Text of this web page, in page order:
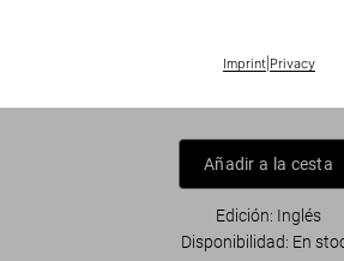
Imprint| Privacy
Añadir a la cesta
Edición: Inglés
Disponibilidad: En